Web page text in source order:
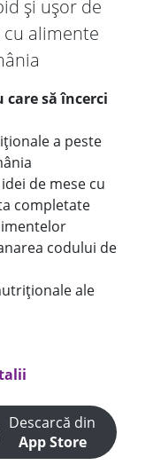
și ușor de
alimente
să încerci
a peste
de mese cu
completate
codului de
ale
Descarcă din
App Store